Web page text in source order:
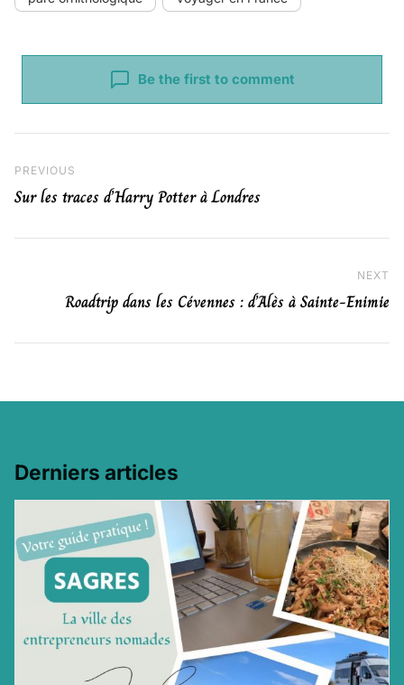
Be the first to comment
Previous Post
PREVIOUS
Sur les traces d’Harry Potter à Londres
NEXT
Roadtrip dans les Cévennes : d’Alès à Sainte-Enimie
Derniers articles